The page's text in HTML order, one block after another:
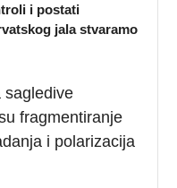
i postati
jala stvaramo
sagledive
fragmentiranje
i polarizacija